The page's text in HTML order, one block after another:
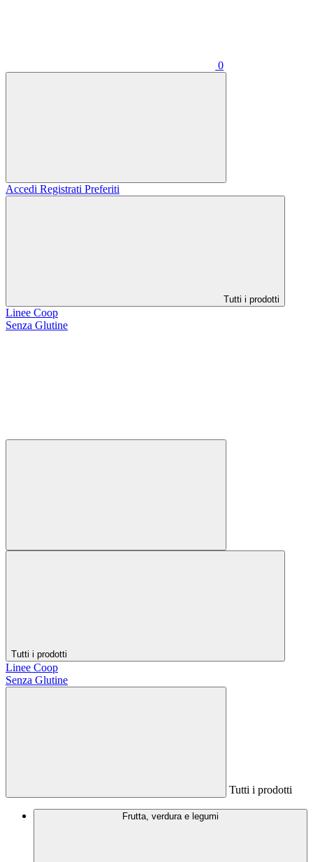
0
Accedi Registrati Preferiti
Tutti i prodotti
Linee Coop
Senza Glutine
Tutti i prodotti
Linee Coop
Senza Glutine
Tutti i prodotti
Frutta, verdura e legumi